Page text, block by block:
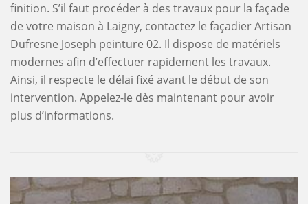
finition. S’il faut procéder à des travaux pour la façade
de votre maison à Laigny, contactez le façadier Artisan
Dufresne Joseph peinture 02. Il dispose de matériels
modernes afin d’effectuer rapidement les travaux.
Ainsi, il respecte le délai fixé avant le début de son
intervention. Appelez-le dès maintenant pour avoir
plus d’informations.